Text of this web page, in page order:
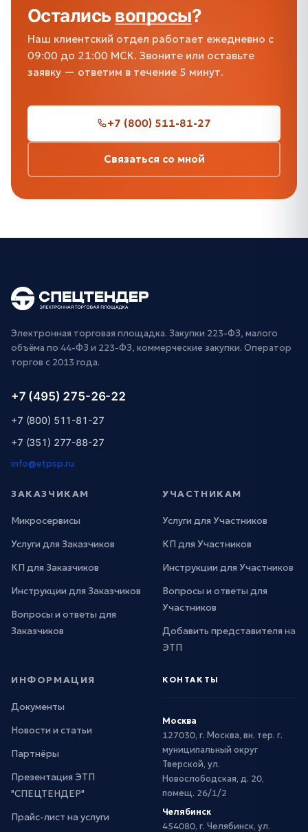
Осталисьвопросы?
Наш клиентский отдел работает ежедневно с
09:00 до 21:00 МСК. Звоните или оставьте
заявку — ответим в течение 5 минут.
+7 (800) 511-81-27
Связаться со мной
Электронная торговая площадка. Закупки 223-ФЗ, малого
объёма по 44-ФЗ и 223-ФЗ, коммерческие закупки. Оператор
торгов с 2013 года.
+7 (495) 275-26-22
+7 (800) 511-81-27
+7 (351) 277-88-27
info@etpsp.ru
ЗАКАЗЧИКАМ
Микросервисы
Услуги для Заказчиков
КП для Заказчиков
Инструкции для Заказчиков
Вопросы и ответы для
Заказчиков
УЧАСТНИКАМ
Услуги для Участников
КП для Участников
Инструкции для Участников
Вопросы и ответы для
Участников
Добавить представителя на
ЭТП
ИНФОРМАЦИЯ
Документы
Новости и статьи
Партнёры
Презентация ЭТП
"СПЕЦТЕНДЕР"
Прайс-лист на услуги
КОНТАКТЫ
Москва
127030, г. Москва, вн. тер. г.
муниципальный округ
Тверской, ул.
Новослободская, д. 20,
помещ. 26/1/2
Челябинск
454080, г. Челябинск, ул.